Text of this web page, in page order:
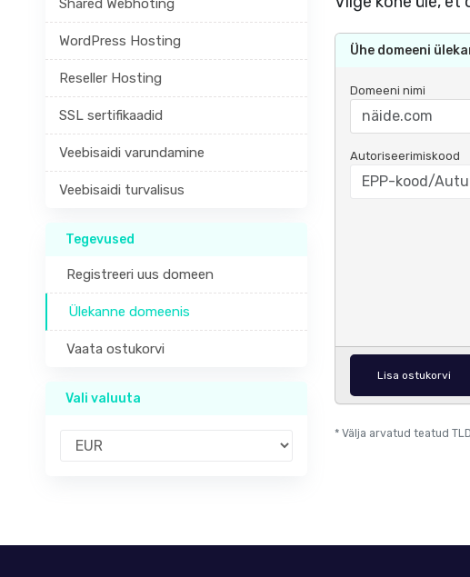
Shared Webhoting
WordPress Hosting
Reseller Hosting
SSL sertifikaadid
Veebisaidi varundamine
Veebisaidi turvalisus
Tegevused
Registreeri uus domeen
Ülekanne domeenis
Vaata ostukorvi
Vali valuuta
Ühe domeeni
Domeeni nimi
Autoriseerimiskood
Lisa ostukorvi
* Välja arvatud teatud